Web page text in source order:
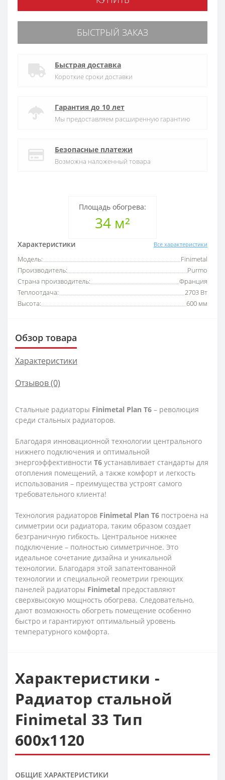
Площадь обогрева:
34 м²
Характеристики Все характеристики
Модель:
Finimetal
Производитель:
Purmo
Страна производитель:
Франция
Теплоотдача:
2703 Вт
Высота:
600 мм
БЫСТРЫЙ ЗАКАЗ
Быстрая доставка
Короткие сроки доставки
Гарантия до 10 лет
Мы предоставляем расширенную гарантию
Безопасные платежи
Возможна наложенный товара
Обзор товара
Характеристики
Отзывов (0)
Стальные радиаторы Finimetal Plan T6 – революция
среди стальных радиаторов.
Благодаря инновационной технологии центрального
нижнего подключения и оптимальной
энергоэффективности T6 устанавливает стандарты для
отопления помещений, а также комфорт и легкость
использования – преимущества устроят самого
требовательного клиента!
Технология радиаторов Finimetal Plan T6 построена на
симметрии оси радиатора, таким образом создает
безграничную гибкость. Центральное нижнее
подключение – полностью симметричное. Это
идеальное сочетание дизайна и уникальной
технологии. Благодаря этой запатентованной
технологии и специальной геометрии греющих
панелей радиаторы Finimetal предоставляют
сверхвысокую мощность обогрева. Следовательно,
дают возможность обогреть помещение особенно
быстро и гарантируют оптимальный уровень
температурного комфорта.
Характеристики -
Радиатор стальной
Finimetal 33 Тип
600х1120
ОБЩИЕ ХАРАКТЕРИСТИКИ